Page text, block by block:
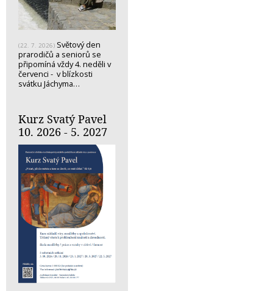
(22. 7. 2026) Světový den
prarodičů a seniorů se
připomíná vždy 4. neděli v
červenci - v blízkosti
svátku Jáchyma…
Kurz Svatý Pavel
10. 2026 - 5. 2027